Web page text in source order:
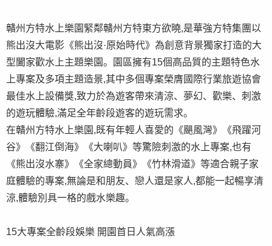
贛州方特水上樂園緊鄰贛州方特東方欲曉,是華強方特集團以
熊出沒大電影《熊出沒·原始時代》為創意背景獨家打造的大
型闔家歡水上主題樂園。園區擁有15個高品質的主題特色水
上專案及多項主題造景,其中多個專案榮膺國際行業旅遊協會
最佳水上設備獎,致力於為遊客帶來清涼、夢幻、歡樂、刺激
的遊玩體驗,滿足全年齡段遊客的遊玩需求。
在贛州方特水上樂園,既有年輕人喜愛的《颶風灣》《飛躍河
谷》《翻江倒海》《大喇叭》等驚險刺激的水上專案,也有
《熊出沒水寨》《全家總動員》《竹林滑道》等適合親子家
庭體驗的專案,無論是和朋友、戀人還是家人,都能一起暢享清
涼,體驗別具一格的戲水樂趣。
15大專案全齡段娛樂 開園首日人氣高漲